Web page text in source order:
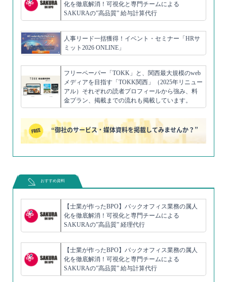
化を徹底解消！可視化と専門チームによる
SAKURAの”高品質” 給与計算代行
人事リード一括獲得！イベント・セミナー「HRサ
ミット2026 ONLINE」
フリーペーパー「TOKK」と、関西最大規模のweb
メディアを目指す「TOKK関西」（2025年リニュー
アル）それぞれの読者プロフィールから強み、料
金プラン、掲載までの流れも掲載しています。
“御社のサービス・媒体資料を掲載してみませんか？”
おすすめ資料
【士業が作ったBPO】バックオフィス業務の属人
化を徹底解消！可視化と専門チームによる
SAKURAの”高品質” 経理代行
【士業が作ったBPO】バックオフィス業務の属人
化を徹底解消！可視化と専門チームによる
SAKURAの”高品質” 給与計算代行